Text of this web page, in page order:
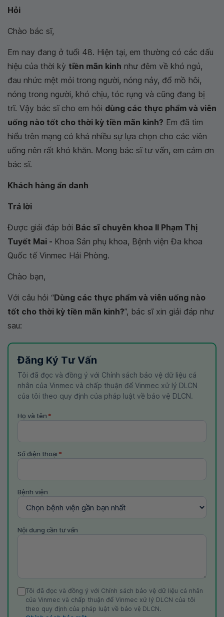
Hỏi
Chào bác sĩ,
Em nay đang ở tuổi 48. Hiện tại, em thường có các dấu
hiệu của thời kỳ tiền mãn kinh như đêm về khó ngủ,
đau nhức mệt mỏi trong người, nóng nảy, đổ mồ hôi,
nóng trong người, khó chịu, tóc rụng và cũng đang bị
trĩ. Vậy bác sĩ cho em hỏi dùng các thực phẩm và viên
uống nào tốt cho thời kỳ tiền mãn kinh? Em đã tìm
hiểu trên mạng có khá nhiều sự lựa chọn cho các viên
uống nên rất khó khăn. Mong bác sĩ tư vấn, em cảm ơn
bác sĩ.
Khách hàng ẩn danh
Trả lời
Được giải đáp bởi Bác sĩ chuyên khoa II Phạm Thị
Tuyết Mai - Khoa Sản phụ khoa, Bệnh viện Đa khoa
Quốc tế Vinmec Hải Phòng.
Chào bạn,
Với câu hỏi “Dùng các thực phẩm và viên uống nào
tốt cho thời kỳ tiền mãn kinh?”, bác sĩ xin giải đáp như
sau:
Đăng Ký Tư Vấn
Tôi đã đọc và đồng ý với Chính sách bảo vệ dữ liệu cá
nhân của Vinmec và chấp thuận để Vinmec xử lý DLCN
của tôi theo quy định của pháp luật về bảo vệ DLCN.
Họ và tên *
Số điện thoại *
Bệnh viện
Nội dung cần tư vấn
Tôi đã đọc và đồng ý với Chính sách bảo vệ dữ liệu cá nhân
của Vinmec và chấp thuận để Vinmec xử lý DLCN của tôi
theo quy định của pháp luật về bảo vệ DLCN.